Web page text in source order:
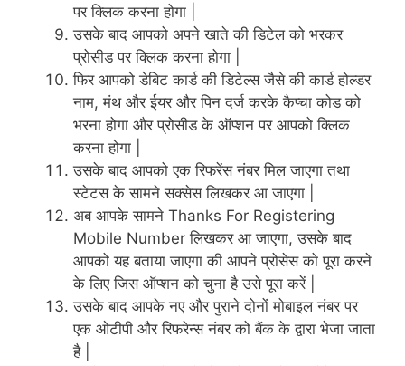
पर क्लिक करना होगा |
उसके बाद आपको अपने खाते की डिटेल को भरकर
प्रोसीड पर क्लिक करना होगा |
फिर आपको डेबिट कार्ड की डिटेल्स जैसे की कार्ड होल्डर
नाम, मंथ और ईयर और पिन दर्ज करके कैप्चा कोड को
भरना होगा और प्रोसीड के ऑप्शन पर आपको क्लिक
करना होगा |
उसके बाद आपको एक रिफरेंस नंबर मिल जाएगा तथा
स्टेटस के सामने सक्सेस लिखकर आ जाएगा |
अब आपके सामने Thanks For Registering
Mobile Number लिखकर आ जाएगा, उसके बाद
आपको यह बताया जाएगा की आपने प्रोसेस को पूरा करने
के लिए जिस ऑप्शन को चुना है उसे पूरा करें |
उसके बाद आपके नए और पुराने दोनों मोबाइल नंबर पर
एक ओटीपी और रिफरेन्स नंबर को बैंक के द्वारा भेजा जाता
है |